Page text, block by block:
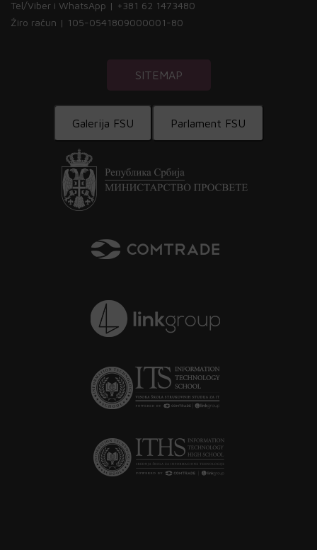
Tel/Viber i WhatsApp | +381 62 1473480
Žiro račun | 105-0541809000001-80
SITEMAP
Galerija FSU Parlament FSU